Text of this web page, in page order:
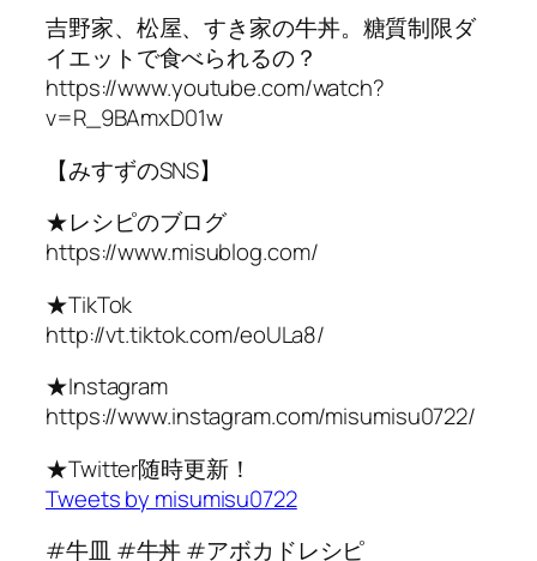
吉野家、松屋、すき家の牛丼。糖質制限ダ
イエットで食べられるの？
https://www.youtube.com/watch?
v=R_9BAmxD01w
【みすずのSNS】
★レシピのブログ
https://www.misublog.com/
★TikTok
http://vt.tiktok.com/eoULa8/
★Instagram
https://www.instagram.com/misumisu0722/
★Twitter随時更新！
Tweets by misumisu0722
#牛皿 #牛丼 #アボカドレシピ